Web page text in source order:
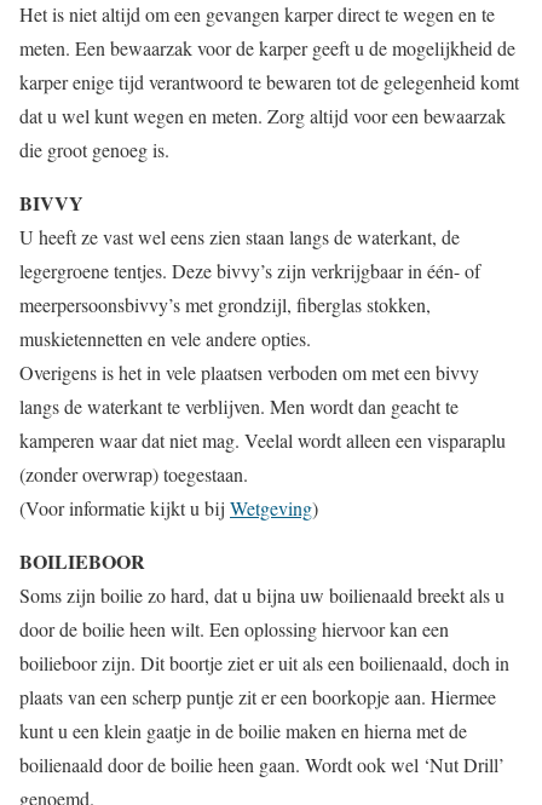
Het is niet altijd om een gevangen karper direct te wegen en te
meten. Een bewaarzak voor de karper geeft u de mogelijkheid de
karper enige tijd verantwoord te bewaren tot de gelegenheid komt
dat u wel kunt wegen en meten. Zorg altijd voor een bewaarzak
die groot genoeg is.
BIVVY
U heeft ze vast wel eens zien staan langs de waterkant, de
legergroene tentjes. Deze bivvy’s zijn verkrijgbaar in één- of
meerpersoonsbivvy’s met grondzijl, fiberglas stokken,
muskietennetten en vele andere opties.
Overigens is het in vele plaatsen verboden om met een bivvy
langs de waterkant te verblijven. Men wordt dan geacht te
kamperen waar dat niet mag. Veelal wordt alleen een visparaplu
(zonder overwrap) toegestaan.
(Voor informatie kijkt u bij Wetgeving)
BOILIEBOOR
Soms zijn boilie zo hard, dat u bijna uw boilienaald breekt als u
door de boilie heen wilt. Een oplossing hiervoor kan een
boilieboor zijn. Dit boortje ziet er uit als een boilienaald, doch in
plaats van een scherp puntje zit er een boorkopje aan. Hiermee
kunt u een klein gaatje in de boilie maken en hierna met de
boilienaald door de boilie heen gaan. Wordt ook wel ‘Nut Drill’
genoemd.